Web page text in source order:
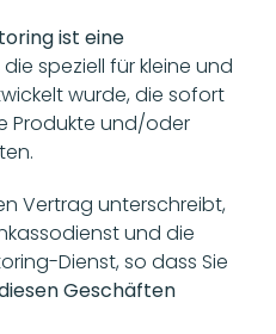
ist eine
die speziell für kleine und
wurde, die sofort
Produkte und/oder
Vertrag unterschreibt,
und die
Dienst, so dass Sie
Geschäften